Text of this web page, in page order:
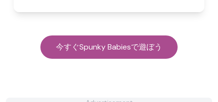
今すぐSpunky Babiesで遊ぼう